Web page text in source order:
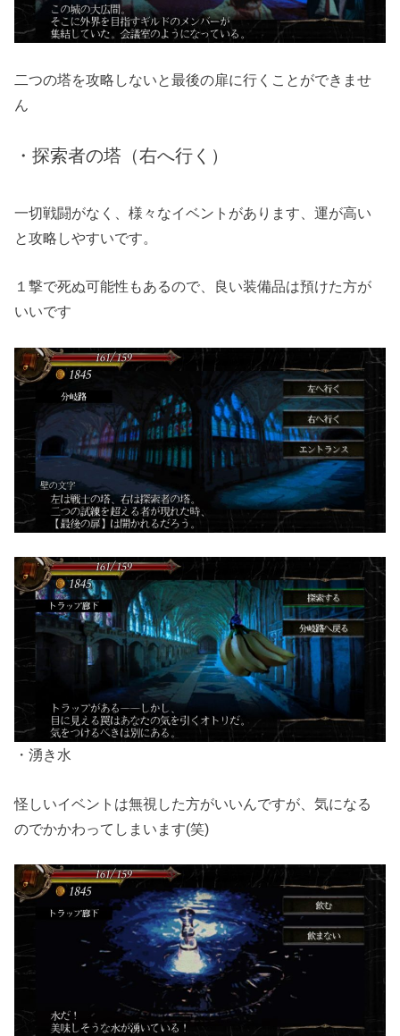
二つの塔を攻略しないと最後の扉に行くことができませ
ん
・探索者の塔（右へ行く）
一切戦闘がなく、様々なイベントがあります、運が高い
と攻略しやすいです。
１撃で死ぬ可能性もあるので、良い装備品は預けた方が
いいです
・湧き水
怪しいイベントは無視した方がいいんですが、気になる
のでかかわってしまいます(笑)